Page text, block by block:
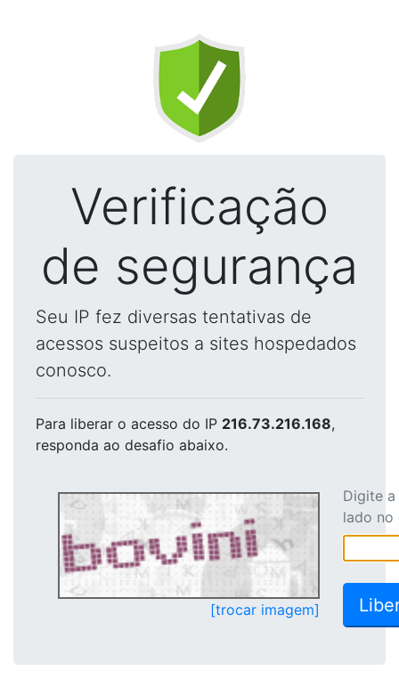
Verificação
de segurança
Seu IP fez diversas tentativas de
acessos suspeitos a sites hospedados
conosco.
Para liberar o acesso do IP 216.73.216.168,
responda ao desafio abaixo.
[trocar imagem]
Digite
lado no